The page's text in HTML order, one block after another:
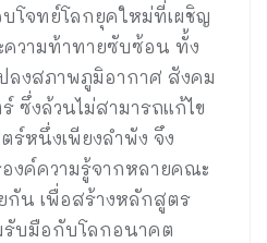
โจทย์โลกยุคใหม่ที่เผชิญ
ความท้าทายซับซ้อน ทั้ง
ลงสภาพภูมิอากาศ สังคม
ซึ่งล้วนไม่สามารถแก้ไข
ร์หนึ่งเพียงลำพัง จึง
งค์ความรู้จากหลายคณะ
กัน เพื่อสร้างหลักสูตร
บมือกับโลกอนาคต